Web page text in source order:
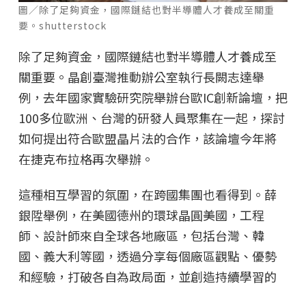
圖／除了足夠資金，國際鏈結也對半導體人才養成至關重
要。shutterstock
除了足夠資金，國際鏈結也對半導體人才養成至
關重要。晶創臺灣推動辦公室執行長闕志達舉
例，去年國家實驗研究院舉辦台歐IC創新論壇，把
100多位歐洲、台灣的研發人員聚集在一起，探討
如何提出符合歐盟晶片法的合作，該論壇今年將
在捷克布拉格再次舉辦。
這種相互學習的氛圍，在跨國集團也看得到。薛
銀陞舉例，在美國德州的環球晶圓美國，工程
師、設計師來自全球各地廠區，包括台灣、韓
國、義大利等國，透過分享每個廠區觀點、優勢
和經驗，打破各自為政局面，並創造持續學習的